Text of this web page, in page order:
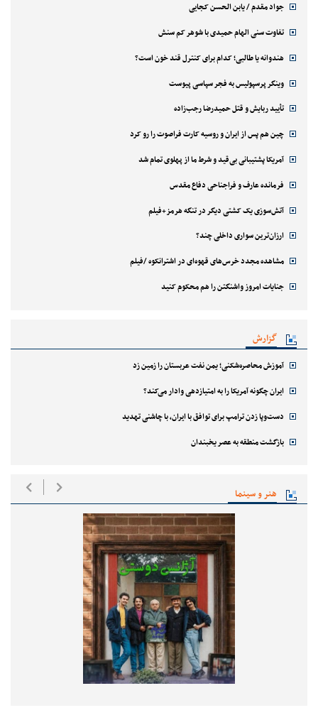
جواد مقدم / یابن الحسن کجایی
تفاوت سنی الهام حمیدی با شوهر کم سنش
هندوانه یا طالبی؛ کدام‌ برای کنترل قند خون است؟
وینگر پرسپولیس به فجر سپاسی پیوست
تأیید ربایش و قتل حمیدرضا رجب‌زاده
چین هم پس از ایران و روسیه کارت فراصوت را رو کرد
آمریکا پشتیبانی بی‌قید و شرط ما از پهلوی تمام شد
فرمانده عارف و فراجناحی دفاع مقدس
آتش‌سوزی یک کشتی دیگر در تنگه هرمز+فیلم
ارزان‌ترین سواری داخلی چند؟
مشاهده مجدد خرس‌های قهوه‌ای در اشترانکوه /فیلم
جنایات امروز واشنگتن را هم محکوم کنید
گزارش
آموزش محاصره‌شکنی؛ یمن نفت عربستان را زمین زد
ایران چگونه آمریکا را به امتیازدهی وادار می‌کند؟
دست‌وپا زدن ترامپ برای توافق با ایران، با چاشنی تهدید
بازگشت منطقه به عصر یخبندان
هنر و سینما